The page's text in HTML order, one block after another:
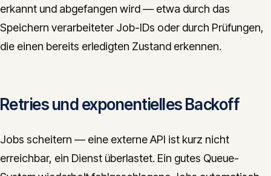
erkannt und abgefangen wird — etwa durch das
Speichern verarbeiteter Job-IDs oder durch Prüfungen,
die einen bereits erledigten Zustand erkennen.
Retries und exponentielles Backoff
Jobs scheitern — eine externe API ist kurz nicht
erreichbar, ein Dienst überlastet. Ein gutes Queue-